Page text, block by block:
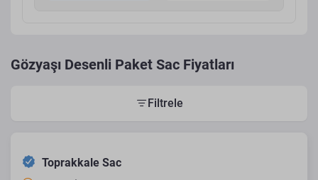
Gözyaşı Desenli Paket Sac Fiyatları
Filtrele
Toprakkale Sac